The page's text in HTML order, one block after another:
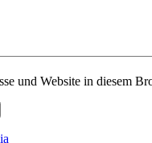
und Website in diesem